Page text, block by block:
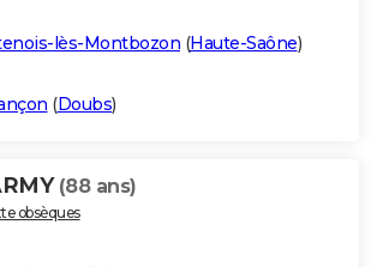
lès-Montbozon (Haute-Saône)
(Doubs)
(88 ans)
obsèques